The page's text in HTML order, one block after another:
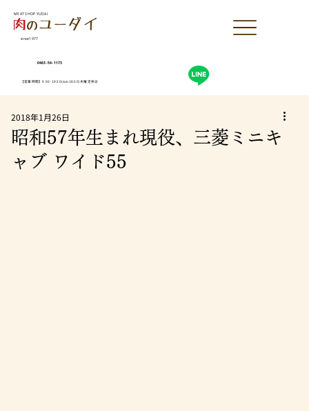
0463-54-1173
【営業時間】9:30-19:30(sun18:30)木曜定休日
MEAT SHOP YUDAI
since1977
昭和57年生まれ現役、三菱ミニキ
ャブ ワイド55
2018年1月26日